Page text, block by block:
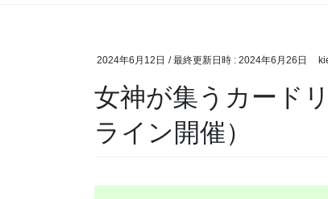
2024年6月12日 / 最終更新日時 : 2024年6月26日
女神が集うカード
ライン開催）